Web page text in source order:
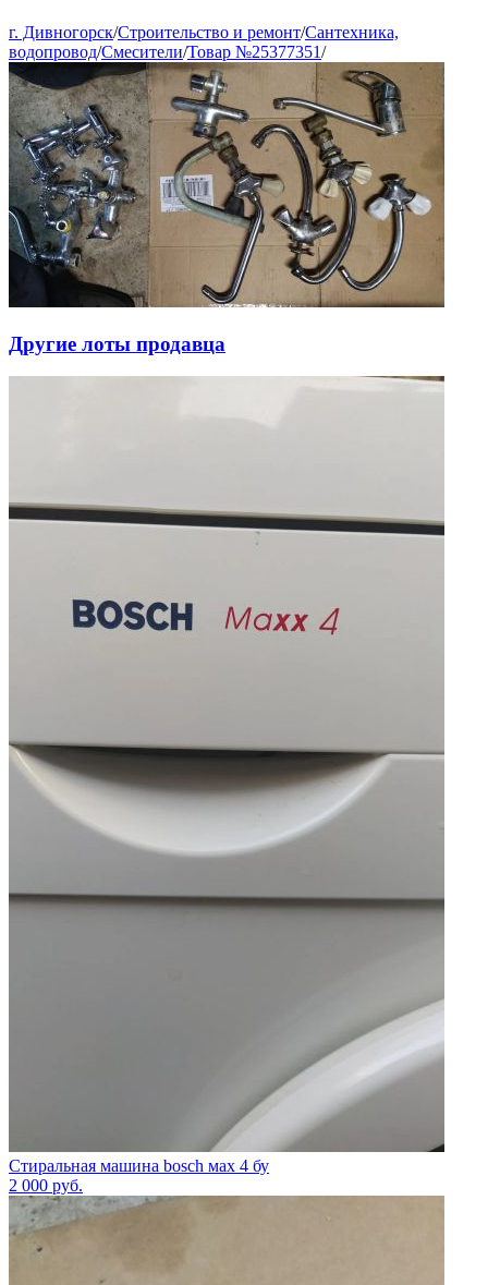
г. Дивногорск/Строительство и ремонт/Сантехника,
водопровод/Смесители/Товар №25377351/
Другие лоты продавца
Стиральная машина bosch мах 4 бу
2 000 руб.